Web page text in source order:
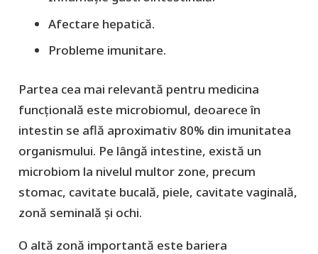
Afectare hepatică.
Probleme imunitare.
Partea cea mai relevantă pentru medicina
funcțională este microbiomul, deoarece în
intestin se află aproximativ 80% din imunitatea
organismului. Pe lângă intestine, există un
microbiom la nivelul multor zone, precum
stomac, cavitate bucală, piele, cavitate vaginală,
zonă seminală și ochi.
O altă zonă importantă este bariera